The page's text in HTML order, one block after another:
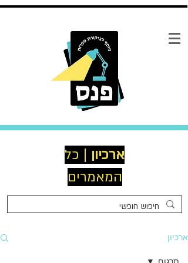
ארכיון | כל
המאמרים
ארכיון